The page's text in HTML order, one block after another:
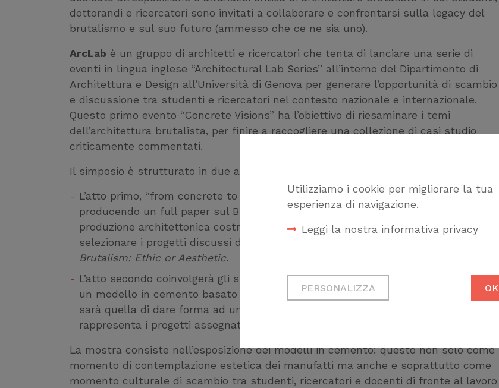
Utilizziamo i cookie per migliorare la tua
esperienza di navigazione.
Leggi la nostra informativa privacy
Necessari per permetterti di
fruire correttamente del sito
dati statistici su di te per
migliorare il servizio
PERSONALIZZA OK
dottorandi e ricercatori sono invitati a collaborare e confrontarsi sulla legacy del
brutalismo e sul suo futuro (ammesso che ce ne sia uno).
ArcLab è un gruppo di architetti e ricercatori che tenta di lanciare una serie di
eventi in lingua inglese “Architectural Lab Series” all’interno del Dipartimento di
Architettura e Design all’Università di Genova per generare l’opportunità di scambio
e discussione tra studenti e ricercatori nel contesto nazionale e internazionale.
Questo primo evento “Concrete Visions” ha l’obiettivo di riesaminare i temi
dell’architettura brutalista, per finire a raccogliere una collezione di casi studio
criticamente commentati.
Il simposio è strutturato in due atti:
L’atto primo, “from concrete to paper”, vedrà i ricercatori come attori principali,
producendo un full paper sul Brutalismo, provando a concentrarsi sulla
produzione architettonica costruita. Per fare ciò, suggeriamo a chi si candiderà di
selezionare i progetti discussi da Reyner Banham nel suo lavoro
Brutalism: Ethic or Aesthetic.
L’atto secondo coinvolgerà gli studenti in un workshop per progettare e costruire
un modello in cemento basato sui saggi prodotti durante l’atto primo. La sfida
sarà quella di dare forma ad un modello che simbolicamente e astrattamente
rappresenta i progetti assegnati e prospettive teoretiche degli autori dei papers.
La mostra consiste nell’esposizione dei modelli in cemento: questo non solo come
momento di contemplazione estetica dei manufatti ma anche e soprattutto come
momento culturale di scambio tra studenti, ricercatori e docenti di fronte al lavoro